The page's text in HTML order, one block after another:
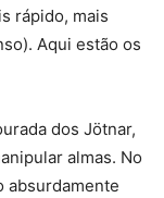
rápido, mais
Aqui estão os
dos Jötnar,
almas. No
absurdamente